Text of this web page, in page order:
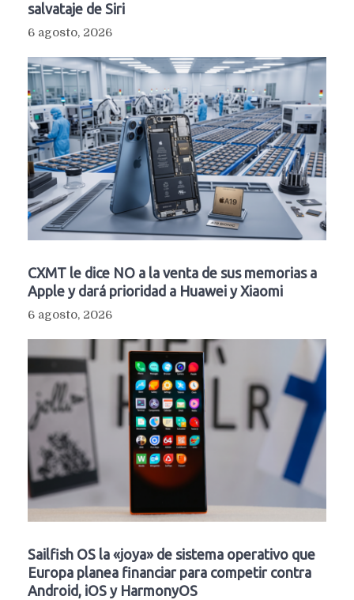
salvataje de Siri
6 agosto, 2026
CXMT le dice NO a la venta de sus memorias a
Apple y dará prioridad a Huawei y Xiaomi
6 agosto, 2026
Sailfish OS la «joya» de sistema operativo que
Europa planea financiar para competir contra
Android, iOS y HarmonyOS